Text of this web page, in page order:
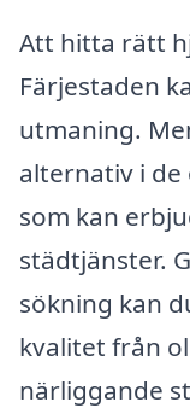
Att hitta rätt
Färjestaden
utmaning.
alternativ i
som kan
städtjänster.
sökning kan
kvalitet från
närliggande